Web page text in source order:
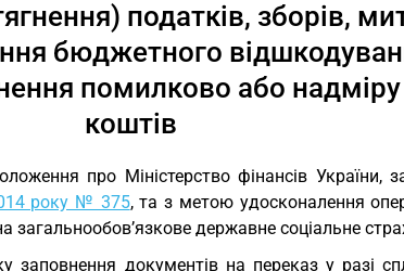
податків, зборів,
бюджетного
помилково або
коштів
про Міністерство фінансів України,
року № 375, та з метою удосконалення
загальнообов’язкове державне соціальне
документів на переказ у разі